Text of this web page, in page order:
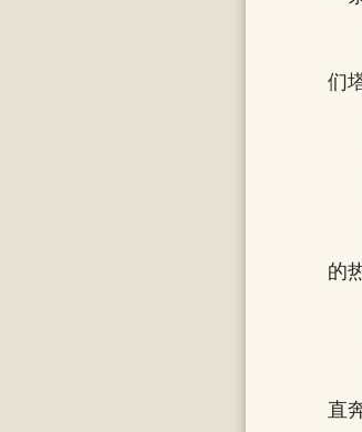
们
的
直